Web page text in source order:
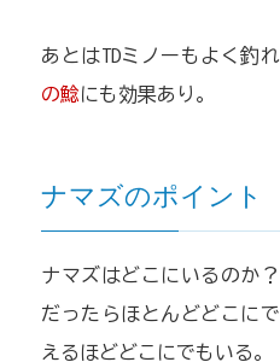
あとはTDミノーもよく釣
の鯰にも効果あり。
ナマズのポイント
ナマズはどこにいるのか
だったらほとんどどこに
えるほどどこにでもいる。